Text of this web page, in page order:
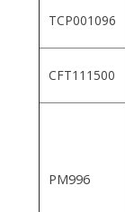
TCP001096
CFT111500
PM996